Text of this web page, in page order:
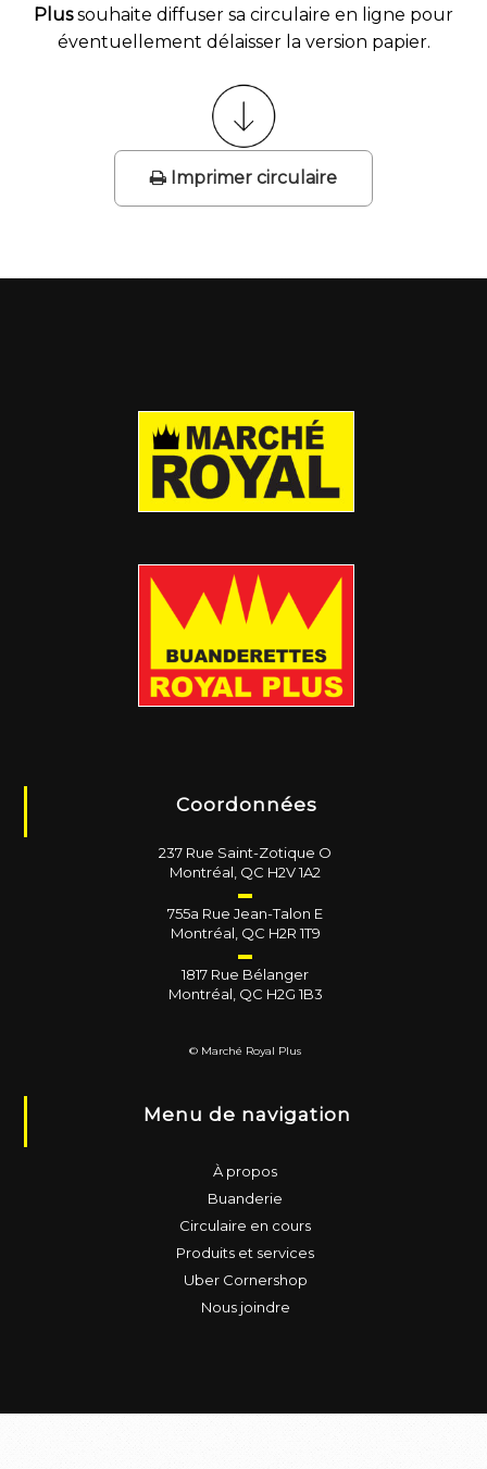
Plussouhaite diffuser sa circulaire en ligne pour
éventuellement délaisser la version papier.
Imprimer circulaire
Coordonnées
237 Rue Saint-Zotique O
Montréal, QC H2V 1A2
▬
755a Rue Jean-Talon E
Montréal, QC H2R 1T9
▬
1817 Rue Bélanger
Montréal, QC H2G 1B3
© Marché Royal Plus
Menu de navigation
À propos
Buanderie
Circulaire en cours
Produits et services
Uber Cornershop
Nous joindre